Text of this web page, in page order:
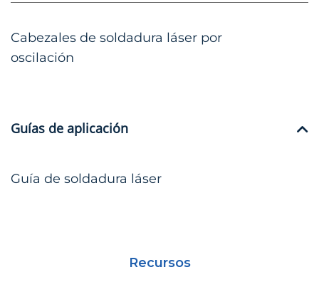
Cabezales de soldadura láser por
oscilación
Guías de aplicación
Guía de soldadura láser
Recursos